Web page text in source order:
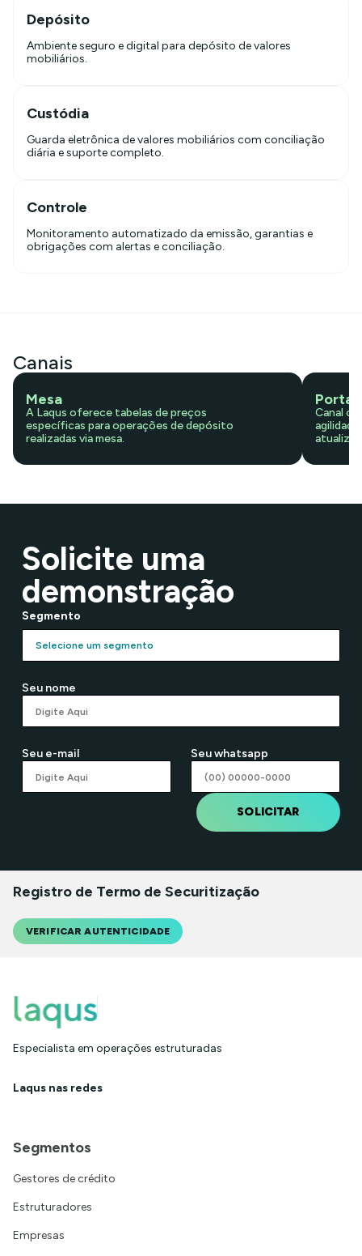
Depósito
Ambiente seguro e digital para depósito de valores
mobiliários.
Custódia
Guarda eletrônica de valores mobiliários com conciliação
diária e suporte completo.
Controle
Monitoramento automatizado da emissão, garantias e
obrigações com alertas e conciliação.
Canais
Mesa
A Laqus oferece tabelas de preços
específicas para operações de depósito
realizadas via mesa.
Portal
Canal
Solicite uma
demonstração
Segmento
Seu nome
Seu e-mail Seu whatsapp
SOLICITAR
Registro de Termo de Securitização
VERIFICAR AUTENTICIDADE
Especialista em operações estruturadas
Laqus nas redes
Segmentos
Gestores de crédito
Estruturadores
Empresas